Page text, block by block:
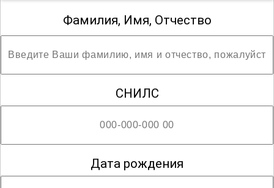
безопасность для детей и сотрудников.
Фамилия, Имя, Отчество
СНИЛС
Дата рождения